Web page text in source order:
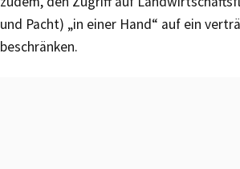
und Pacht) „in einer Hand“ auf ein
beschränken.